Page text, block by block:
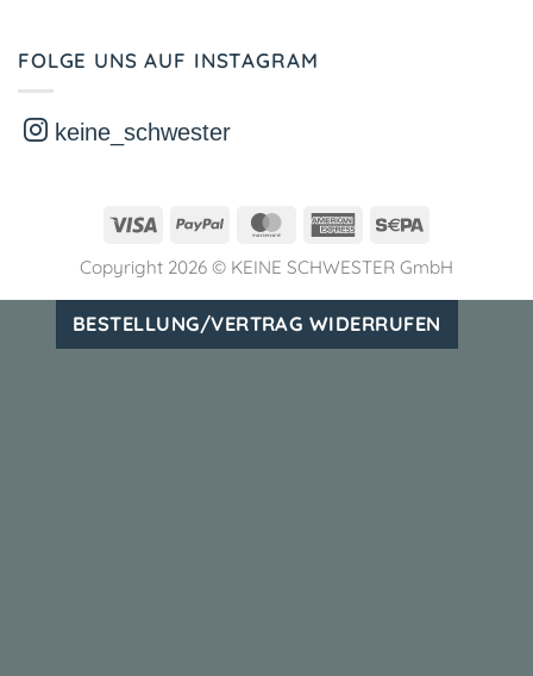
FOLGE UNS AUF INSTAGRAM
keine_schwester
Visa PayPal MasterCardAmerican
Copyright 2026 © KEINE SCHWESTER GmbH
BESTELLUNG/VERTRAG WIDERRUFEN